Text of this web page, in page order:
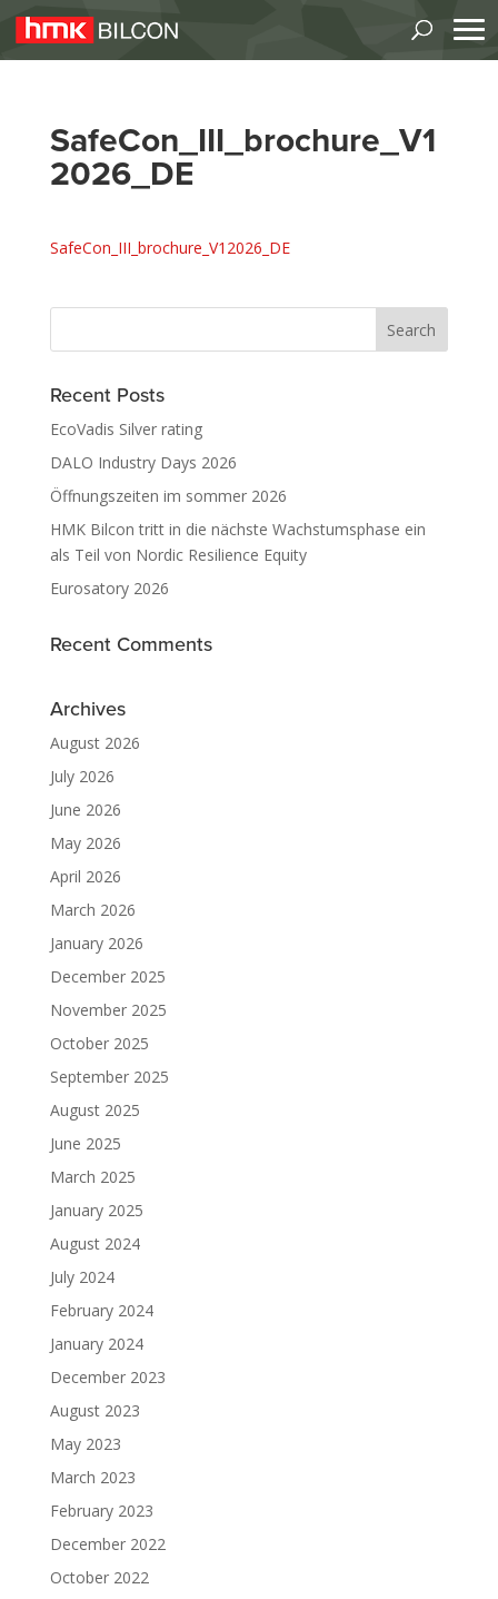
SafeCon_III_brochure_V1
2026_DE
SafeCon_III_brochure_V12026_DE
Recent Posts
EcoVadis Silver rating
DALO Industry Days 2026
Öffnungszeiten im sommer 2026
HMK Bilcon tritt in die nächste Wachstumsphase ein
als Teil von Nordic Resilience Equity
Eurosatory 2026
Recent Comments
Archives
August 2026
July 2026
June 2026
May 2026
April 2026
March 2026
January 2026
December 2025
November 2025
October 2025
September 2025
August 2025
June 2025
March 2025
January 2025
August 2024
July 2024
February 2024
January 2024
December 2023
August 2023
May 2023
March 2023
February 2023
December 2022
October 2022